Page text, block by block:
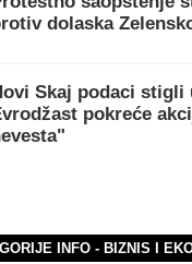
dolaska
Skaj podaci stigli
pokreće
INFO - BIZNIS I